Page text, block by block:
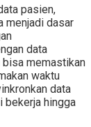
pasien,
menjadi dasar
data
bisa memastikan
waktu
data
bekerja hingga